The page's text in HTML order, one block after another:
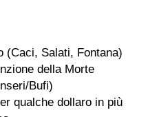
(Caci, Salati, Fontana)
della Morte
Bufi)
qualche dollaro in più